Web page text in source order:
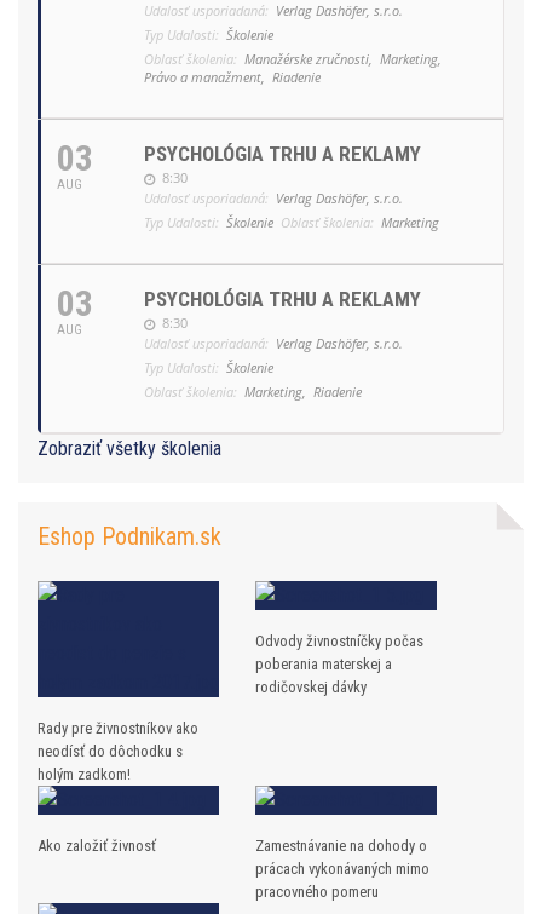
Udalosť usporiadaná: Verlag Dashöfer, s.r.o.
Typ Udalosti: Školenie
Oblasť školenia: Manažérske zručnosti, Marketing,
Právo a manažment, Riadenie
03
AUG
PSYCHOLÓGIA TRHU A REKLAMY
8:30
Udalosť usporiadaná: Verlag Dashöfer, s.r.o.
Typ Udalosti: Školenie Oblasť školenia: Marketing
03
AUG
PSYCHOLÓGIA TRHU A REKLAMY
8:30
Udalosť usporiadaná: Verlag Dashöfer, s.r.o.
Typ Udalosti: Školenie
Oblasť školenia: Marketing, Riadenie
Zobraziť všetky školenia
Eshop Podnikam.sk
Rady pre živnostníkov ako
neodísť do dôchodku s
holým zadkom!
Odvody živnostníčky počas
poberania materskej a
rodičovskej dávky
Ako založiť živnosť
Zamestnávanie na dohody o
prácach vykonávaných mimo
pracovného pomeru